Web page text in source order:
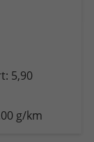
5,90
g/km